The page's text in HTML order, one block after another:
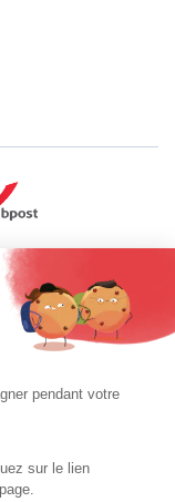
pendant votre
sur le lien